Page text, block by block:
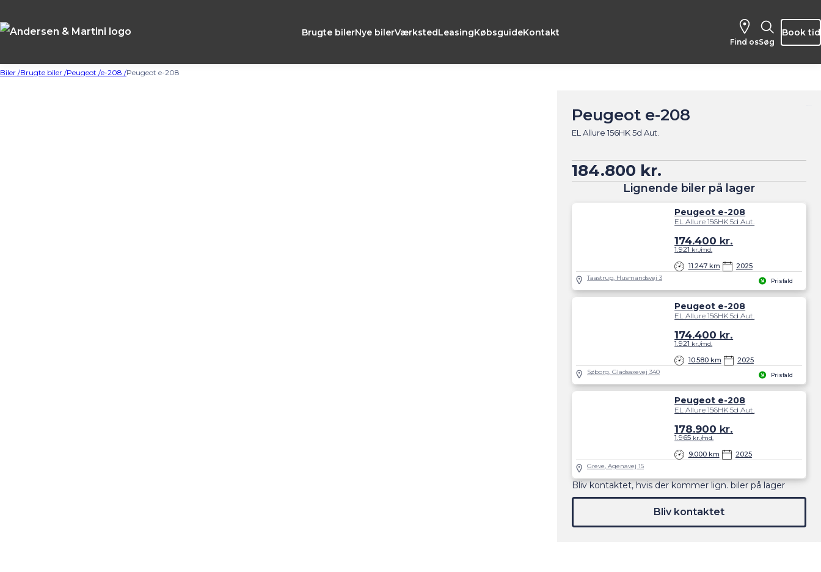
Brugte bilerNye bilerVærkstedLeasingKøbsguideKontakt
Find os Søg
Book tid
Biler /Brugte biler /Peugeot /e-208 /Peugeot e-208
Peugeot e-208
EL Allure 156HK 5d Aut.
184.800 kr.
Lignende biler på lager
Prisfald
Peugeot e-208
EL Allure 156HK 5d Aut.
11.247 km 2025
174.400 kr.
1.921 kr./md.
Taastrup, Husmandsvej 3
Prisfald
Peugeot e-208
EL Allure 156HK 5d Aut.
10.580 km 2025
174.400 kr.
1.921 kr./md.
Søborg, Gladsaxevej 340
Peugeot e-208
EL Allure 156HK 5d Aut.
9.000 km 2025
178.900 kr.
1.965 kr./md.
Greve, Agenavej 15
Bliv kontaktet, hvis der kommer lign. biler på lager
Bliv kontaktet